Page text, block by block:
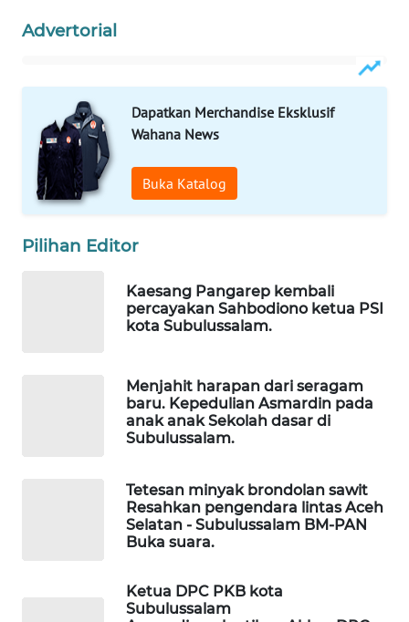
Advertorial
Dapatkan Merchandise Eksklusif
Wahana News
Buka Katalog
Pilihan Editor
Kaesang Pangarep kembali
percayakan Sahbodiono ketua PSI
kota Subulussalam.
Menjahit harapan dari seragam
baru. Kepedulian Asmardin pada
anak anak Sekolah dasar di
Subulussalam.
Tetesan minyak brondolan sawit
Resahkan pengendara lintas Aceh
Selatan - Subulussalam BM-PAN
Buka suara.
Ketua DPC PKB kota
Subulussalam
LAPAK
KONSUMEN
LISTRIK
KELISTRIKAN